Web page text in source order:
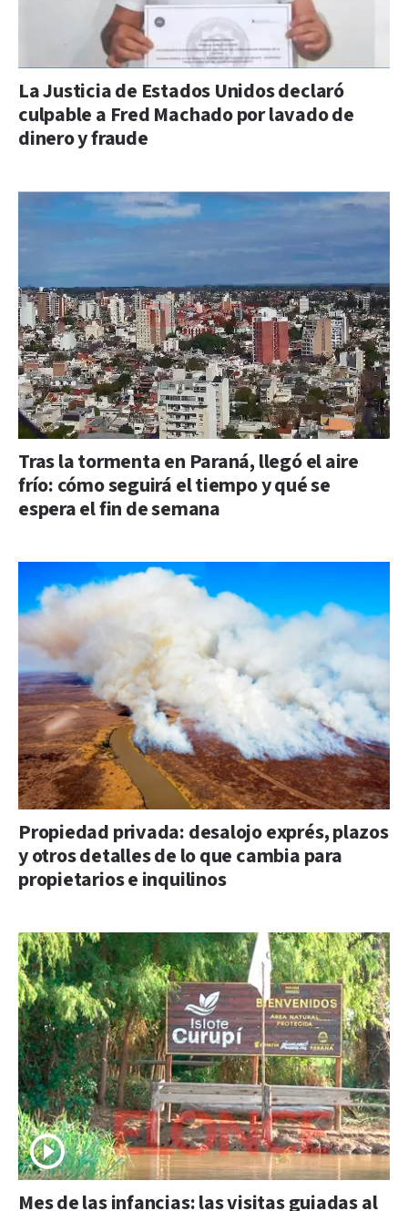
La Justicia de Estados Unidos declaró
culpable a Fred Machado por lavado de
dinero y fraude
Tras la tormenta en Paraná, llegó el aire
frío: cómo seguirá el tiempo y qué se
espera el fin de semana
Propiedad privada: desalojo exprés, plazos
y otros detalles de lo que cambia para
propietarios e inquilinos
Mes de las infancias: las visitas guiadas al